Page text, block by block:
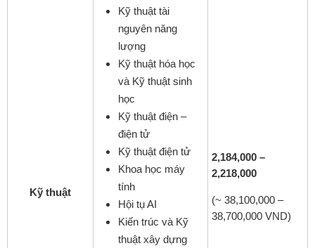
Kỹ thuật
Kỹ thuật tài
nguyên năng
lượng
Kỹ thuật hóa học
và Kỹ thuật sinh
học
Kỹ thuật điện –
điện tử
Kỹ thuật điện tử
Khoa học máy
tính
Hội tụ AI
Kiến trúc và Kỹ
thuật xây dựng
2,184,000 –
2,218,000
(~ 38,100,000 –
38,700,000 VND)